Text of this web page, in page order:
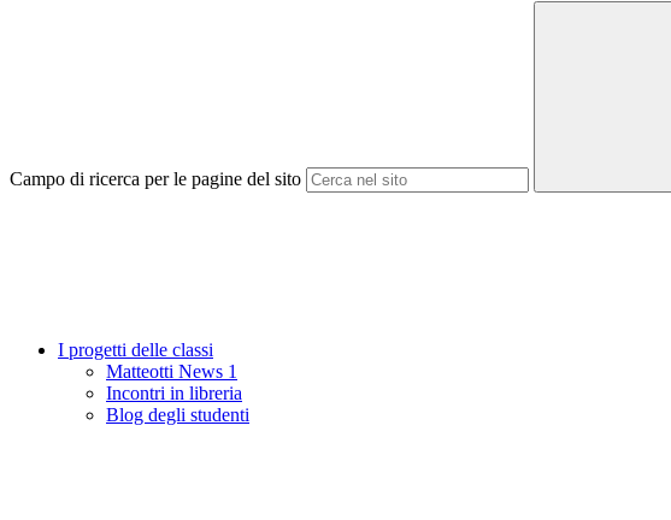
Campo di ricerca per le pagine del sito
I progetti delle classi
Matteotti News 1
Incontri in libreria
Blog degli studenti